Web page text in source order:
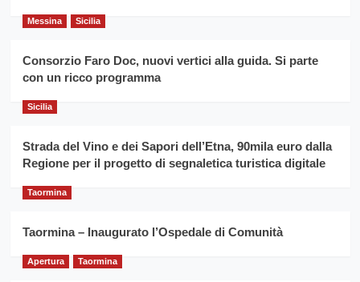
grano
anno
Franco
Caruso
Messina Sicilia
Consorzio Faro Doc, nuovi vertici alla guida. Si parte
con un ricco programma
Sicilia
Strada del Vino e dei Sapori dell’Etna, 90mila euro dalla
Regione per il progetto di segnaletica turistica digitale
Taormina
Taormina – Inaugurato l’Ospedale di Comunità
Apertura Taormina